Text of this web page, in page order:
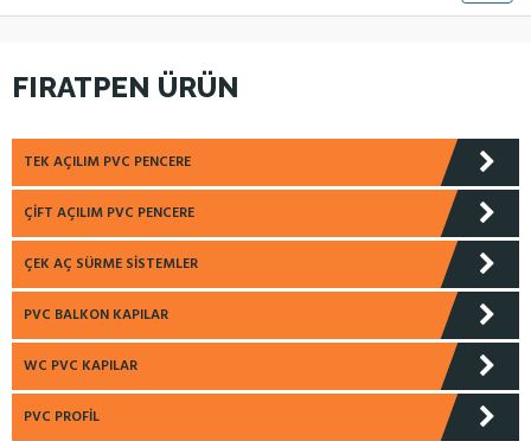
FIRATPEN ÜRÜN
TEK AÇILIM PVC PENCERE
ÇIFT AÇILIM PVC PENCERE
ÇEK AÇ SÜRME SISTEMLER
PVC BALKON KAPILAR
WC PVC KAPILAR
PVC PROFIL